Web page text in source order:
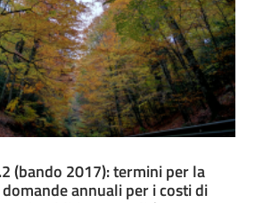
(bando 2017): termini per la
annuali per i costi di